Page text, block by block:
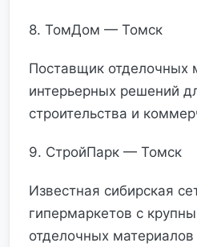
8. ТомДом — Томск
Поставщик отделочных
интерьерных решений
строительства и
9. СтройПарк — Томск
Известная сибирская
гипермаркетов с
отделочных